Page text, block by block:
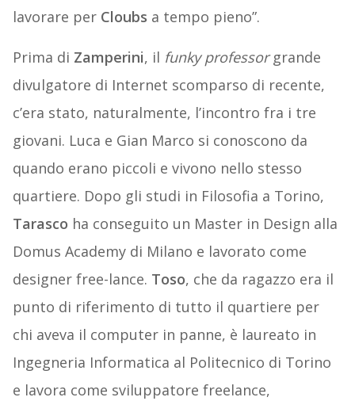
lavorare per Cloubs a tempo pieno”.
Prima di Zamperini, il funky professorgrande
divulgatore di Internet scomparso di recente,
c’era stato, naturalmente, l’incontro fra i tre
giovani. Luca e Gian Marco si conoscono da
quando erano piccoli e vivono nello stesso
quartiere. Dopo gli studi in Filosofia a Torino,
Tarasco ha conseguito un Master in Design alla
Domus Academy di Milano e lavorato come
designer free-lance. Toso, che da ragazzo era il
punto di riferimento di tutto il quartiere per
chi aveva il computer in panne, è laureato in
Ingegneria Informatica al Politecnico di Torino
e lavora come sviluppatore freelance,